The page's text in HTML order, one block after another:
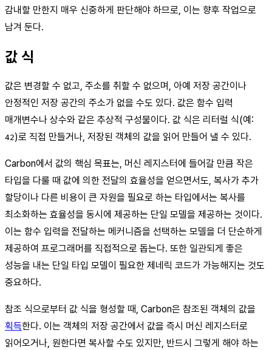
감내할 만한지 매우 신중하게 판단해야 하므로, 이는 향후 작업으로
남겨 둔다.
값 식
값은 변경할 수 없고, 주소를 취할 수 없으며, 아예 저장 공간이나
안정적인 저장 공간의 주소가 없을 수도 있다. 값은 함수 입력
매개변수나 상수와 같은 추상적 구성물이다. 값 식은 리터럴 식(예:
42)로 직접 만들거나, 저장된 객체의 값을 읽어 만들어 낼 수 있다.
Carbon에서 값의 핵심 목표는, 머신 레지스터에 들어갈 만큼 작은
타입을 다룰 때 값에 의한 전달의 효율성을 얻으면서도, 복사가 추가
할당이나 다른 비용이 큰 자원을 필요로 하는 타입에서는 복사를
최소화하는 효율성을 동시에 제공하는 단일 모델을 제공하는 것이다.
이는 함수 입력을 전달하는 메커니즘을 선택하는 모델을 더 단순하게
제공하여 프로그래머를 직접적으로 돕는다. 또한 일관되게 좋은
성능을 내는 단일 타입 모델이 필요한 제네릭 코드가 가능해지는 것도
중요하다.
참조 식으로부터 값 식을 형성할 때, Carbon은 참조된 객체의 값을
획득한다. 이는 객체의 저장 공간에서 값을 즉시 머신 레지스터로
읽어오거나, 원한다면 복사할 수도 있지만, 반드시 그렇게 해야 하는